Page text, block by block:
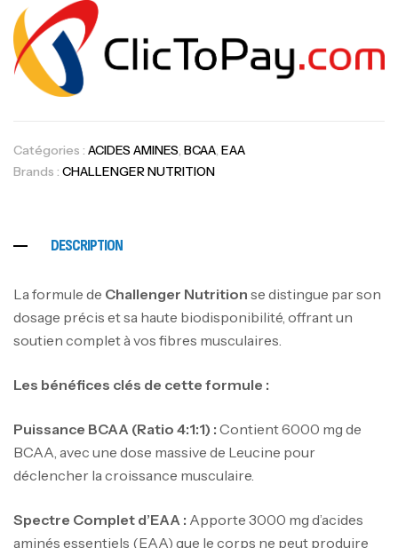
Catégories : ACIDES AMINES, BCAA, EAA
Brands : CHALLENGER NUTRITION
DESCRIPTION
La formule de Challenger Nutrition se distingue par son
dosage précis et sa haute biodisponibilité, offrant un
soutien complet à vos fibres musculaires.
Les bénéfices clés de cette formule :
Puissance BCAA (Ratio 4:1:1) : Contient 6000 mg de
BCAA, avec une dose massive de Leucine pour
déclencher la croissance musculaire.
Spectre Complet d’EAA : Apporte 3000 mg d’acides
aminés essentiels (EAA) que le corps ne peut produire
Mega Creatine CREAPURE – 306 Gr –
Biotech USA
د.ت126